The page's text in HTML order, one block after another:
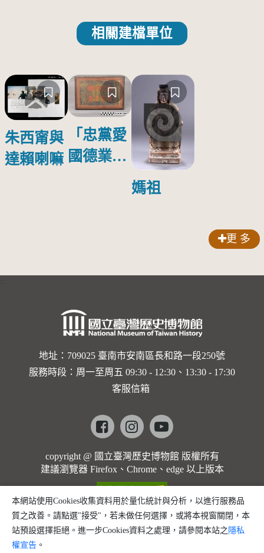
相關建檔單位
朱西甯與
達賴喇嘛
「忠黨愛
國德業並
媽祖
更 多
地址：709025 臺南市安南區長和路一段250號
服務時段：周一至周五 09:30 - 12:30、13:30 - 17:30
客服信箱
Facebookinstagramyoutube
copyright @ 國立臺灣歷史博物館 版權所有
建議瀏覽器 Firefox、Chrome、edge 以上版本
本網站使用Cookies收集資料用於量化統計與分析，以進行服務品
質之改善。請點選"接受"，若未做任何選擇，或將本視窗關閉，本
站預設選擇拒絕。進一步Cookies資料之處理，請參閱本站之 隱私
權宣告 。